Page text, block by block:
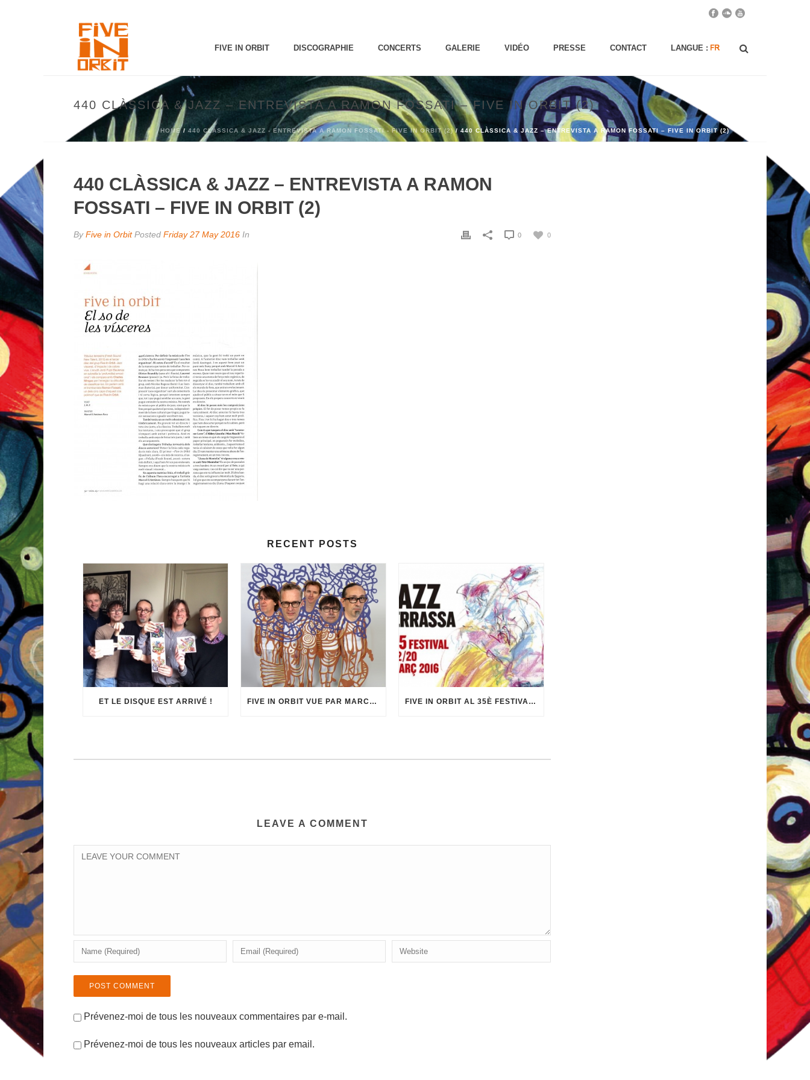
FIVE IN ORBIT DISCOGRAPHIE CONCERTS GALERIE VIDÉO PRESSE CONTACT LANGUE :
440 CLÀSSICA & JAZZ – ENTREVISTA A RAMON FOSSATI – FIVE IN ORBIT (2)
HOME/ 440 CLÀSSICA & JAZZ - ENTREVISTA A RAMON FOSSATI - FIVE IN ORBIT (2)/ 440 CLÀSSICA & JAZZ – ENTREVISTA A RAMON FOSSATI – FIVE IN ORBIT (2)
440 CLÀSSICA & JAZZ – ENTREVISTA A RAMON
FOSSATI – FIVE IN ORBIT (2)
ByFive in Orbit Posted Friday 27 May 2016 In 0
0
RECENT POSTS
ET LE DISQUE EST ARRIVÉ ! FIVE IN ORBIT VUE PAR MARCEL·LÍ ANTÚNEZ ROCA FIVE IN ORBIT AL 35È FESTIVAL DE JAZZ DE TERRASSA
LEAVE A COMMENT
Prévenez-moi de tous les nouveaux commentaires par e-mail.
Prévenez-moi de tous les nouveaux articles par email.